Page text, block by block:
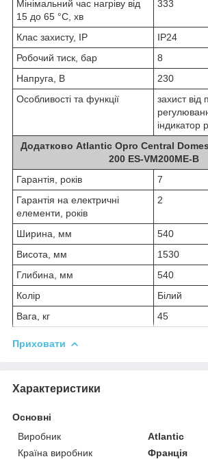
Мінімальний час нагріву від
15 до 65 °С, хв
333
Клас захисту, IP
IP24
Робочий тиск, бар
8
Напруга, В
230
Особливості та функції
захист від
індикатор
Додатково Atlantic Opro Central
200 ES-VM200ME-B
Гарантія, років
7
Гарантія на електричні
елементи, років
2
Ширина, мм
540
Висота, мм
1530
Глибина, мм
540
Колір
Білий
Вага, кг
45
Приховати
Характеристики
Основні
Виробник
Atlantic
Країна виробник
Франція